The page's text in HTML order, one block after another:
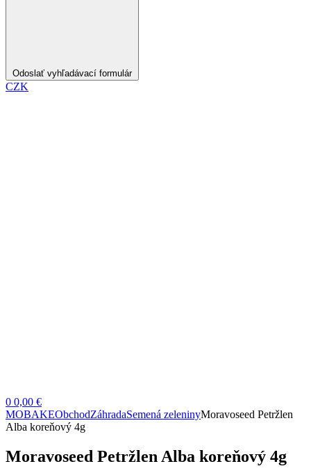
Odoslať vyhľadávací formulár
CZK
0 0,00 €
MOBAKEObchodZáhradaSemená zeleninyMoravoseed Petržlen
Alba koreňový 4g
Moravoseed Petržlen Alba koreňový 4g